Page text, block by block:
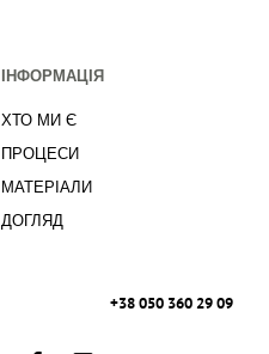
ІНФОРМАЦІЯ
ХТО МИ Є
ПРОЦЕСИ
МАТЕРІАЛИ
ДОГЛЯД
+38 050 360 29 09